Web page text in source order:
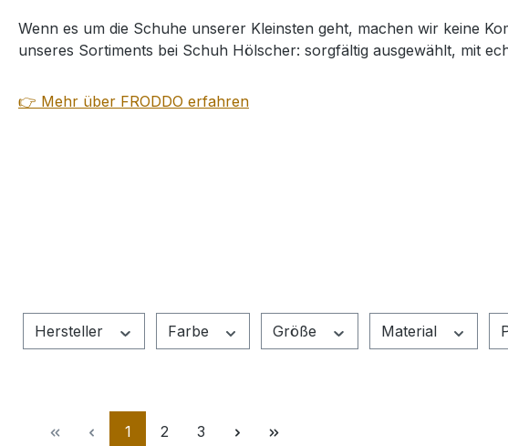
Wenn es um die Schuhe unserer Kleinsten geht, machen wir keine
unseres Sortiments bei Schuh Hölscher: sorgfältig ausgewählt, mit
👉 Mehr über FRODDO erfahren
Hersteller Farbe Größe Material
Seite
1 Seite
2 Seite
3